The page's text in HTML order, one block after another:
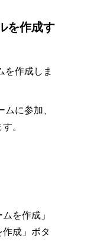
を作成す
を作成しま
に参加、
。
を作成」
成」ボタ